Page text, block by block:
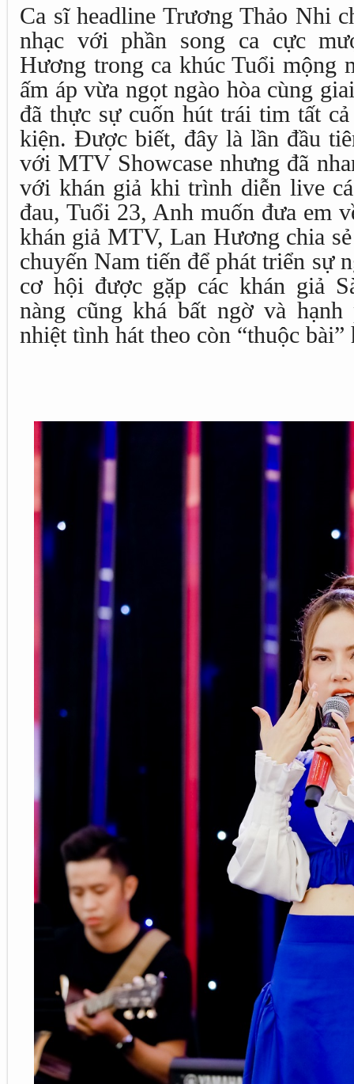
Ca sĩ headline Trương Thảo Nhi
nhạc với phần song ca cực
Hương trong ca khúc Tuổi mộng
ấm áp vừa ngọt ngào hòa cùng
đã thực sự cuốn hút trái tim tất
kiện. Được biết, đây là lần đầu
với MTV Showcase nhưng đã
với khán giả khi trình diễn live
đau, Tuổi 23, Anh muốn đưa em
khán giả MTV, Lan Hương chia
chuyến Nam tiến để phát triển sự
cơ hội được gặp các khán giả
nàng cũng khá bất ngờ và
nhiệt tình hát theo còn “thuộc